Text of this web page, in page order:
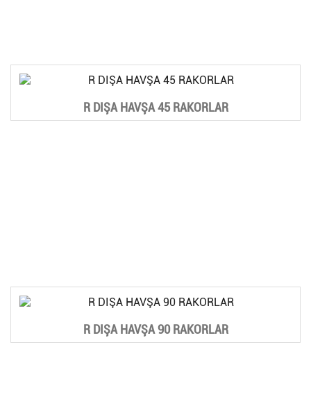
R DIŞA HAVŞA 45 RAKORLAR
R DIŞA HAVŞA 90 RAKORLAR